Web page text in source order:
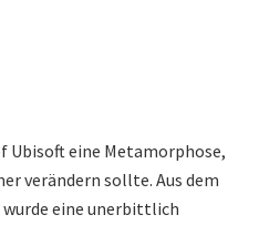
Ubisoft eine Metamorphose,
verändern sollte. Aus dem
eine unerbittlich